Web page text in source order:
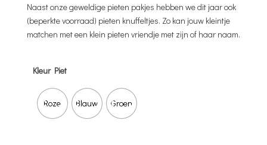
Naast onze geweldige pieten pakjes hebben we dit jaar ook
(beperkte voorraad) pieten knuffeltjes. Zo kan jouw kleintje
matchen met een klein pieten vriendje met zijn of haar naam.
Kleur Piet
Roze Blauw Groen